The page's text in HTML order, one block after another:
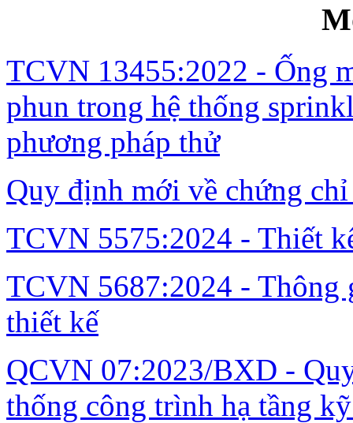
TCVN 13455:2022 - Ống
phun trong hệ thống
phương pháp thử
Quy định mới về chứng
TCVN 5575:2024 - Thiết
TCVN 5687:2024 - Thông
thiết kế
QCVN 07:2023/BXD -
thống công trình hạ tầng